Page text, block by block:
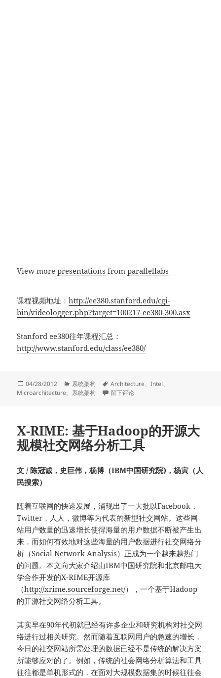
View morepresentations fromparallellabs
课程视频地址：http://ee380.stanford.edu/cgi-
bin/videologger.php?target=100217-ee380-300.asx
Stanford ee380往年课程汇总：
http://www.stanford.edu/class/ee380/
发
布
04/28/2012
分
类
系统架构
标
签
Architecture、Intel、
Microarchitecture、 系统架构 于Intel Nehalem微处理器架构 by Glenn
留下评论
X-RIME: 基于Hadoop的开源大
规模社交网络分析工具
文 / 陈冠诚，史巨伟，杨博（IBM中国研究院)，杨寅（人
民搜索）
随着互联网的快速发展，涌现出了一大批以Facebook，
Twitter，人人，微博等为代表的新型社交网站。这些网
站用户数量的迅速增长使得海量的用户数据不断被产生出
来，而如何有效地对这些海量的用户数据进行社交网络分
析（Social Network Analysis）正成为一个越来越热门
的问题。本文向大家介绍由IBM中国研究院和北京邮电大
学合作开发的X-RIME开源库
（http://xrime.sourceforge.net/），一个基于Hadoop
的开源社交网络分析工具。
其实早在90年代初就已经有许多企业和研究机构对社交网
络进行过相关研究。然而随着互联网用户的急速的增长，
今日的社交网站所需处理的数据已经不是传统的解决方案
所能够应对的了。例如，传统的社会网络分析算法和工具
往往都是单机形式的，在面对大规模数据集的时候往往会